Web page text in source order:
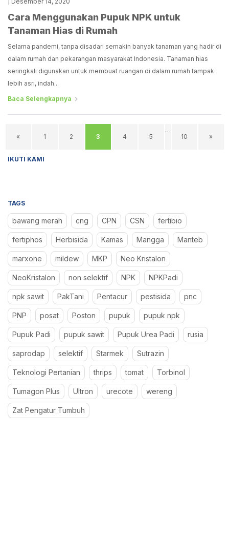
Cara Menggunakan Pupuk NPK untuk
Tanaman Hias di Rumah
Selama pandemi, tanpa disadari semakin banyak tanaman yang hadir di
dalam rumah dan pekarangan masyarakat Indonesia. Tanaman hias
seringkali digunakan untuk membuat ruangan di dalam rumah tampak
lebih asri, indah...
Baca Selengkapnya
« 1 2 3 4 5
…
10
»
IKUTI KAMI
TAGS
bawang merah cng CPN CSN fertibio
fertiphos Herbisida Kamas Mangga Manteb
marxone mildew MKP Neo Kristalon
NeoKristalon non selektif NPK NPKPadi
npk sawit PakTani Pentacur pestisida pnc
PNP posat Poston pupuk pupuk npk
Pupuk Padi pupuk sawit Pupuk Urea Padi rusia
saprodap selektif Starmek Sutrazin
Teknologi Pertanian thrips tomat Torbinol
Tumagon Plus Ultron urecote wereng
Zat Pengatur Tumbuh